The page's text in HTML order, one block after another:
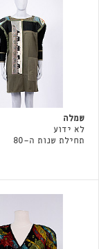
שמלה
לא ידוע
תחילת שנות ה-80